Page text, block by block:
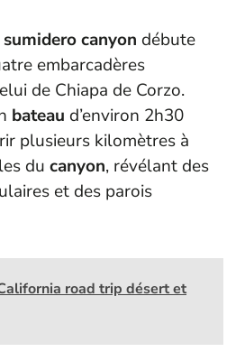
sumidero canyon débute
embarcadères
de Chiapa de Corzo.
bateau d’environ 2h30
plusieurs kilomètres à
du canyon, révélant des
et des parois
road trip désert et